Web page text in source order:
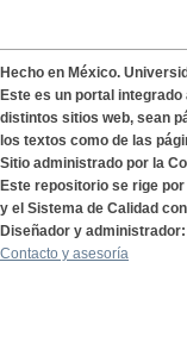
Hecho en México.
Este es un portal
distintos sitios web, sean
los textos como de las
Sitio administrado por la
Este repositorio se rige
y el Sistema de Calidad
Diseñador y
Contacto y asesoría